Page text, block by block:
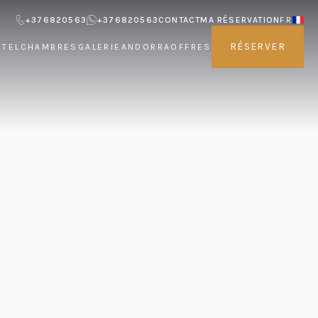
+376820563 +376820563 CONTACTMA RÉSERVATION FR
CHAMBRES GALERIE ANDORRA OFFRES RÉSERVER